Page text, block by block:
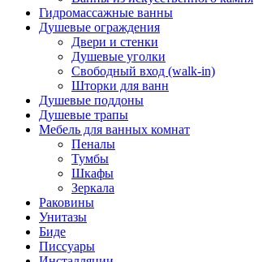
Гидромассажные ванны
Душевые ограждения
Двери и стенки
Душевые уголки
Свободный вход (walk-in)
Шторки для ванн
Душевые поддоны
Душевые трапы
Мебель для ванных комнат
Пеналы
Тумбы
Шкафы
Зеркала
Раковины
Унитазы
Биде
Писсуары